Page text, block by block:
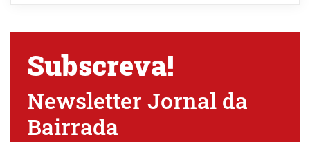
Subscreva!
Newsletter Jornal da
Bairrada